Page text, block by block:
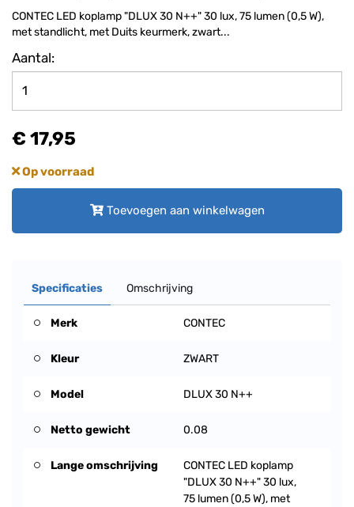
CONTEC LED koplamp "DLUX 30 N++" 30 lux, 75 lumen (0,5 W),
met standlicht, met Duits keurmerk, zwart...
Aantal:
€ 17,95
Op voorraad
Toevoegen aan winkelwagen
Specificaties Omschrijving
Merk CONTEC
Kleur ZWART
Model DLUX 30 N++
Netto gewicht 0.08
Lange omschrijving
CONTEC LED koplamp
"DLUX 30 N++" 30 lux,
75 lumen (0,5 W), met